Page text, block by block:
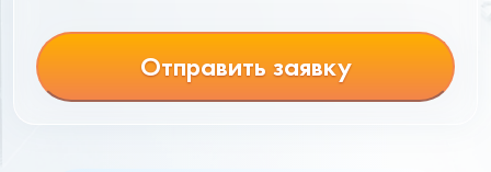
Отправить заявку